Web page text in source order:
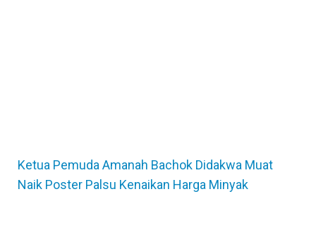
Ketua Pemuda Amanah Bachok Didakwa Muat
Naik Poster Palsu Kenaikan Harga Minyak